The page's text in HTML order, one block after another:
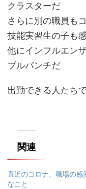
クラスターだ
さらに別の職員も
技能実習生の子も
他にインフルエン
ブルパンチだ
出勤できる人たち
関連
直近のコロナ、職場の感
なこと